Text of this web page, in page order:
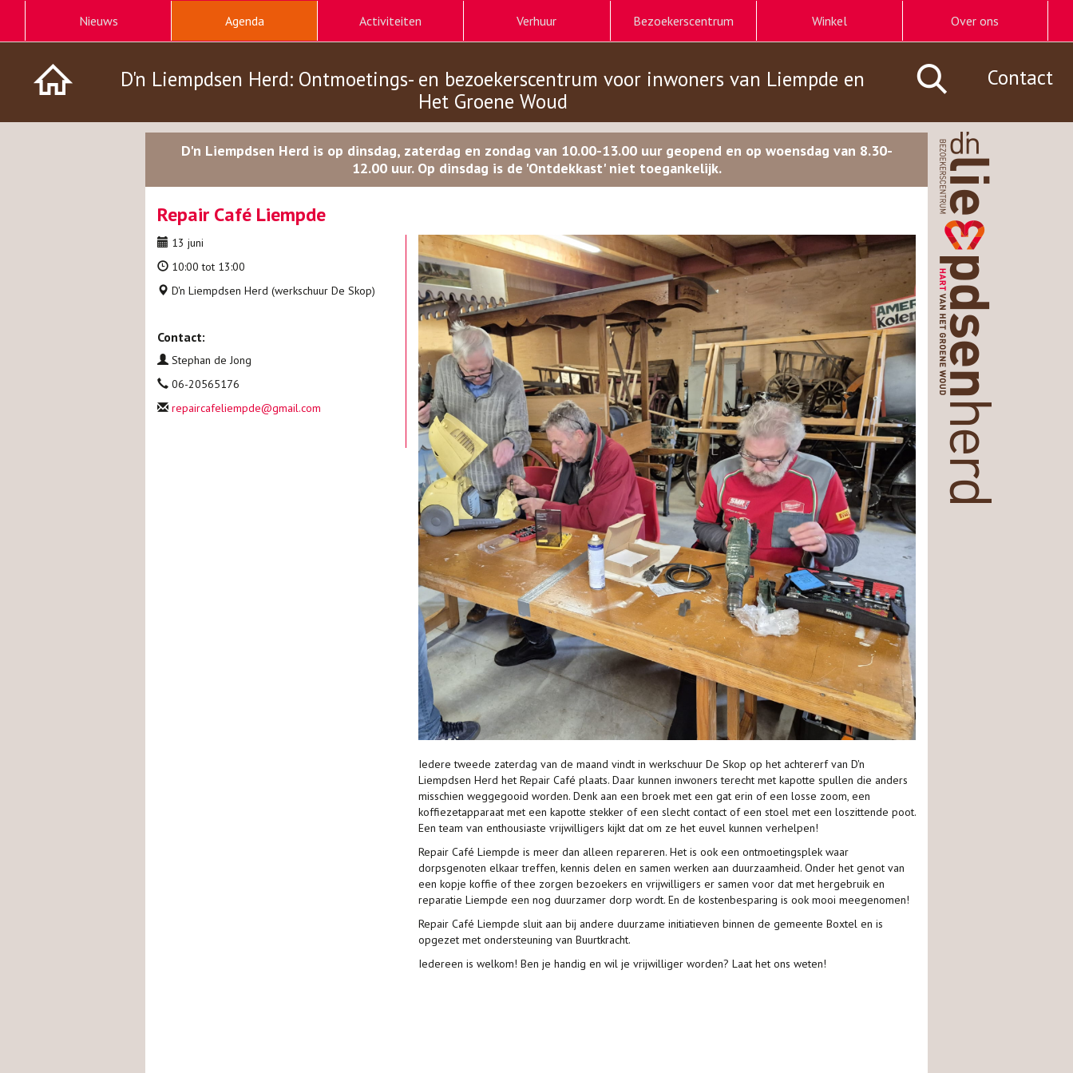
Nieuws Agenda Activiteiten Verhuur Bezoekerscentrum Winkel Over ons
D'n Liempdsen Herd: Ontmoetings- en bezoekerscentrum voor inwoners van Liempde en
Het Groene Woud
Contact
D'n Liempdsen Herd is op dinsdag, zaterdag en zondag van 10.00-13.00 uur geopend en op woensdag van 8.30-
12.00 uur. Op dinsdag is de 'Ontdekkast' niet toegankelijk.
Repair Café Liempde
13 juni
10:00 tot 13:00
D'n Liempdsen Herd (werkschuur De Skop)
Contact:
Stephan de Jong
06-20565176
repaircafeliempde@gmail.com
Iedere tweede zaterdag van de maand vindt in werkschuur De Skop op het achtererf van D'n
Liempdsen Herd het Repair Café plaats. Daar kunnen inwoners terecht met kapotte spullen die anders
misschien weggegooid worden. Denk aan een broek met een gat erin of een losse zoom, een
koffiezetapparaat met een kapotte stekker of een slecht contact of een stoel met een loszittende poot.
Een team van enthousiaste vrijwilligers kijkt dat om ze het euvel kunnen verhelpen!
Repair Café Liempde is meer dan alleen repareren. Het is ook een ontmoetingsplek waar
dorpsgenoten elkaar treffen, kennis delen en samen werken aan duurzaamheid. Onder het genot van
een kopje koffie of thee zorgen bezoekers en vrijwilligers er samen voor dat met hergebruik en
reparatie Liempde een nog duurzamer dorp wordt. En de kostenbesparing is ook mooi meegenomen!
Repair Café Liempde sluit aan bij andere duurzame initiatieven binnen de gemeente Boxtel en is
opgezet met ondersteuning van Buurtkracht.
Iedereen is welkom! Ben je handig en wil je vrijwilliger worden? Laat het ons weten!